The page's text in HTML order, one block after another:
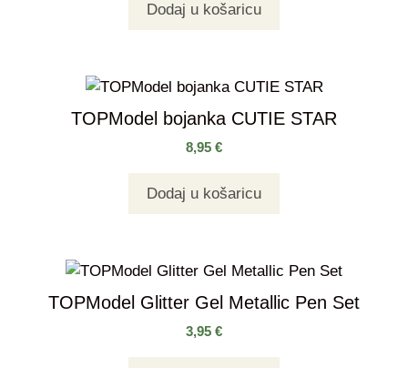
Dodaj u košaricu
TOPModel bojanka CUTIE STAR
8,95 €
Dodaj u košaricu
TOPModel Glitter Gel Metallic Pen Set
3,95 €